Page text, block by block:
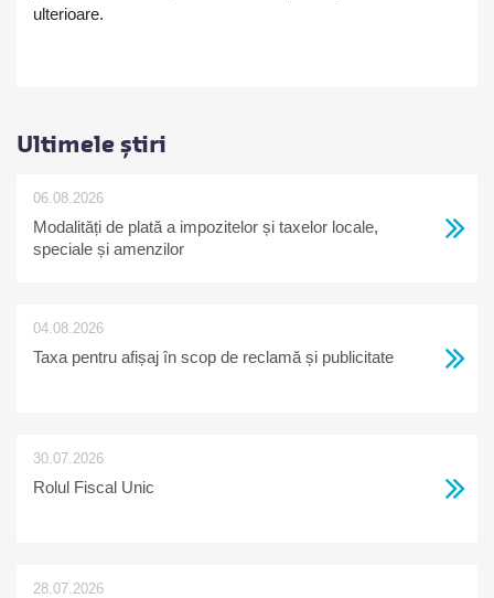
ulterioare.
Ultimele știri
06.08.2026
Modalități de plată a impozitelor și taxelor locale,
speciale și amenzilor
04.08.2026
Taxa pentru afișaj în scop de reclamă și publicitate
30.07.2026
Rolul Fiscal Unic
28.07.2026